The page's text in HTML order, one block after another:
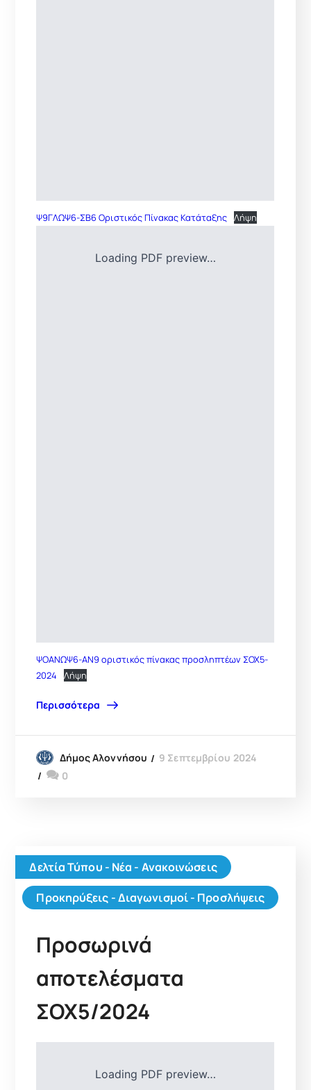
Ψ9ΓΛΩΨ6-ΣΒ6 Οριστικός Πίνακας Κατάταξης Λήψη
ΨΟΑΝΩΨ6-ΑΝ9 οριστικός πίνακας προσληπτέων ΣΟΧ5-
2024
Λήψη
Περισσότερα
Δήμος Αλοννήσου
9 Σεπτεμβρίου 2024
0
Δελτία Τύπου - Νέα - Ανακοινώσεις
Προκηρύξεις - Διαγωνισμοί - Προσλήψεις
Προσωρινά
αποτελέσματα
ΣΟΧ5/2024